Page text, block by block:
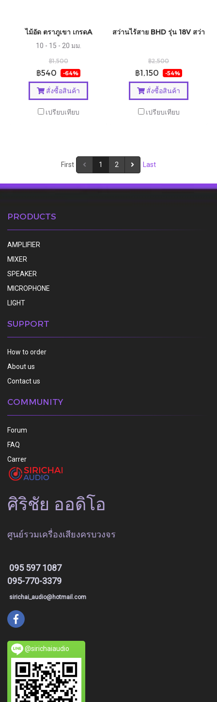
ไม้อัด ตราภูเขา เกรดA
10 - 15 - 20 มม.
฿1,500
฿540 -64%
สั่งซื้อสินค้า
เปรียบเทียบ
สว่านไร้สาย BHD รุ่น 18V สว่าน
฿2,500
฿1,150 -54%
สั่งซื้อสินค้า
เปรียบเทียบ
First 1 2 Last
PRODUCTS
AMPLIFIER
MIXER
SPEAKER
MICROPHONE
LIGHT
SUPPORT
How to order
About us
Contact us
COMMUNITY
Forum
FAQ
Carrer
ศิริชัย ออดิโอ
ศูนย์รวมเครื่องเสียงครบวงจร
095 597 1087
095-770-3379
sirichai_audio@hotmail.com
@sirichaiaudio